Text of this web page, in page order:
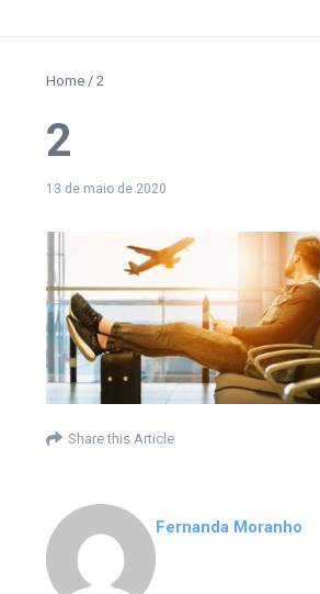
Home / 2
2
13 de maio de 2020
Share this Article
Fernanda Moranho